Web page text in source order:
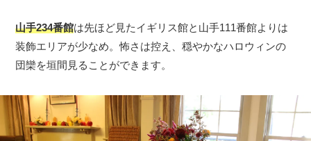
山手234番館は先ほど見たイギリス館と山手111番館よりは
装飾エリアが少なめ。怖さは控え、穏やかなハロウィンの
団欒を垣間見ることができます。